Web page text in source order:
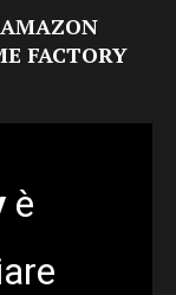
FACTORY
è